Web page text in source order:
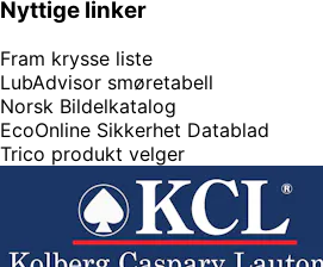
Nyttige linker
Fram krysse liste
LubAdvisor smøretabell
Norsk Bildelkatalog
EcoOnline Sikkerhet Datablad
Trico produkt velger